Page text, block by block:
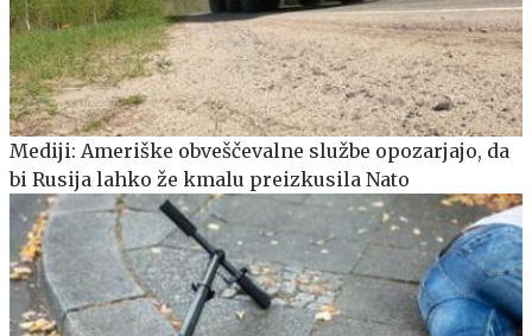
Mediji: Ameriške obveščevalne službe opozarjajo, da
bi Rusija lahko že kmalu preizkusila Nato